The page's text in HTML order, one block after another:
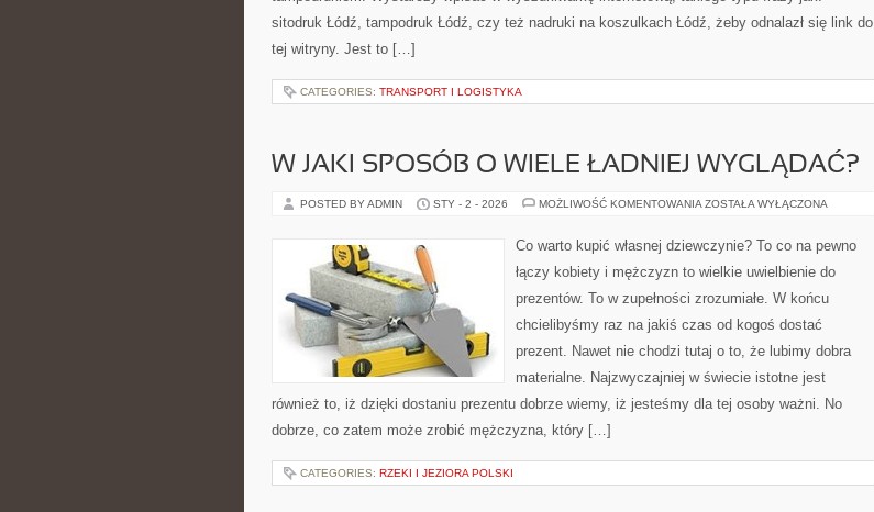
sitodruk Łódź, tampodruk Łódź, czy też nadruki na koszulkach Łódź, żeby odnalazł się link do
tej witryny. Jest to […]
CATEGORIES: TRANSPORT I LOGISTYKA
W JAKI SPOSÓB O WIELE ŁADNIEJ WYGLĄDAĆ?
POSTED BY ADMIN STY - 2 - 2026 MOŻLIWOŚĆ KOMENTOWANIA W
WIELE
WYGLĄDAĆ?
ZOSTAŁA WYŁĄCZONA
Co warto kupić własnej dziewczynie? To co na pewno
łączy kobiety i mężczyzn to wielkie uwielbienie do
prezentów. To w zupełności zrozumiałe. W końcu
chcielibyśmy raz na jakiś czas od kogoś dostać
prezent. Nawet nie chodzi tutaj o to, że lubimy dobra
materialne. Najzwyczajniej w świecie istotne jest
również to, iż dzięki dostaniu prezentu dobrze wiemy, iż jesteśmy dla tej osoby ważni. No
dobrze, co zatem może zrobić mężczyzna, który […]
CATEGORIES: RZEKI I JEZIORA POLSKI